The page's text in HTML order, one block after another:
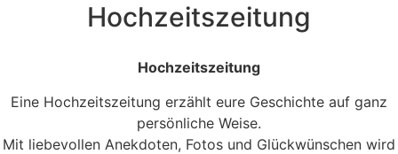
Hochzeitszeitung
Hochzeitszeitung
Eine Hochzeitszeitung erzählt eure Geschichte auf ganz
persönliche Weise.
Mit liebevollen Anekdoten, Fotos und Glückwünschen wird